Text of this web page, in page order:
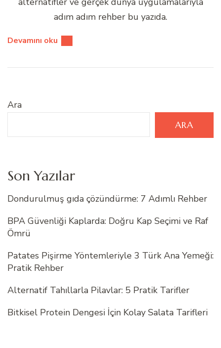
adım adım rehber bu yazıda.
Devamını oku
Ara
ARA
Son Yazılar
Dondurulmuş gıda çözündürme: 7 Adımlı Rehber
BPA Güvenliği Kaplarda: Doğru Kap Seçimi ve Raf
Ömrü
Patates Pişirme Yöntemleriyle 3 Türk Ana Yemeği:
Pratik Rehber
Alternatif Tahıllarla Pilavlar: 5 Pratik Tarifler
Bitkisel Protein Dengesi İçin Kolay Salata Tarifleri